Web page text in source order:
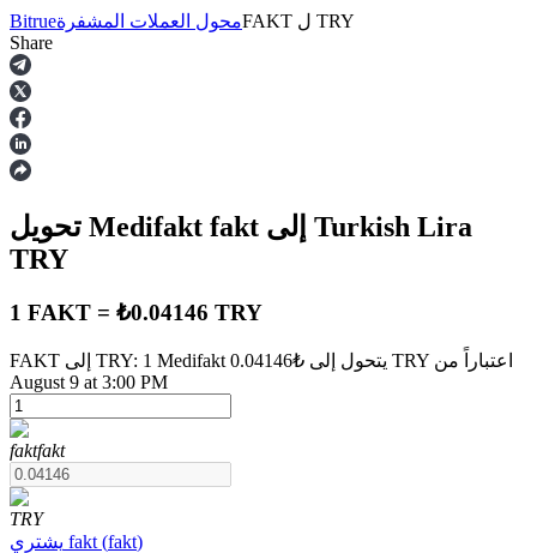
العقود الآجلة
العقود الآجلة USDT
Bitrueمحول العملات المشفرةFAKT ل TRY
Share
تحويل Medifakt fakt
إلى Turkish Lira
TRY
1 FAKT = ₺0.04146 TRY
FAKT إلى TRY: 1 Medifakt يتحول إلى ₺0.04146 TRY اعتباراً من
August 9 at 3:00 PM
faktfakt
TRY
يشتري fakt (fakt)